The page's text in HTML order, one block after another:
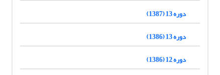
دوره 13 (1387)
دوره 13 (1386)
دوره 12 (1386)